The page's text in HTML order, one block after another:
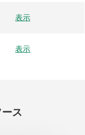
表示
表示
ース